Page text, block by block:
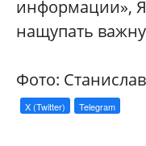
информации»,
нащупать
Фото:
X (Twitter) Telegram